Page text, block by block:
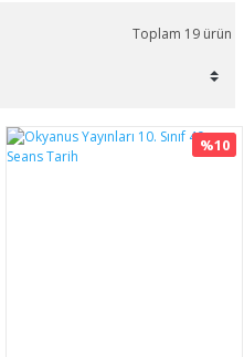
Toplam 19 ürün
%10